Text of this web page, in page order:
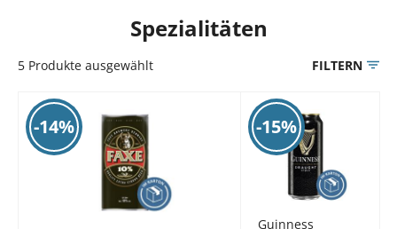
Spezialitäten
5 Produkte ausgewählt FILTERN
-14% -15%
Guinness